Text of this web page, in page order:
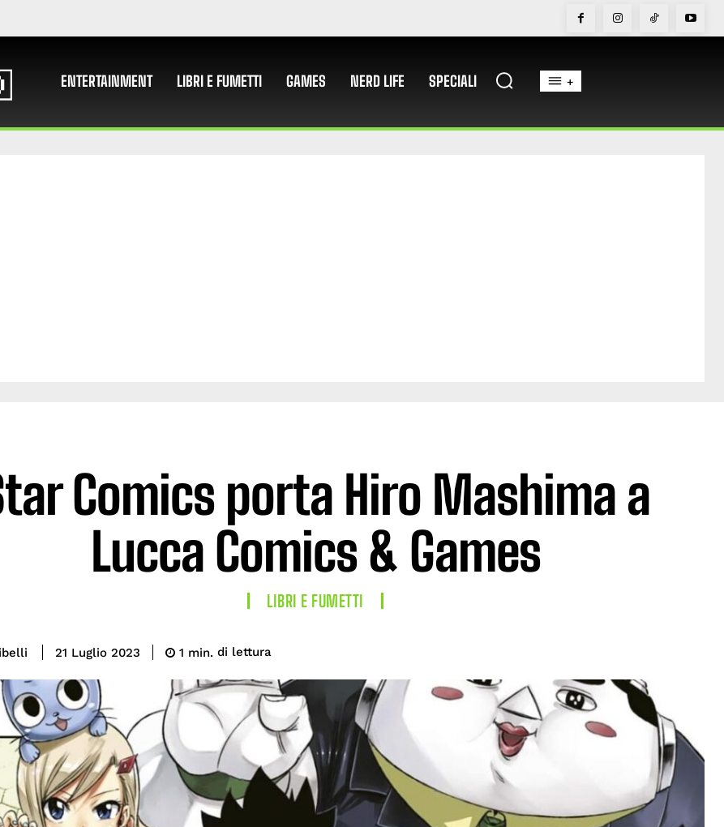
ENTERTAINMENT LIBRI E FUMETTI GAMES NERD LIFE SPECIALI +
Comics porta Hiro Mashima a
Lucca Comics & Games
LIBRI E FUMETTI
21 Luglio 2023 1 min. di lettura